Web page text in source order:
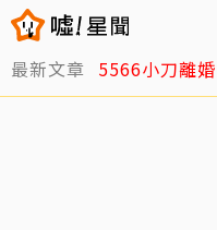
最新文章 5566小刀離婚